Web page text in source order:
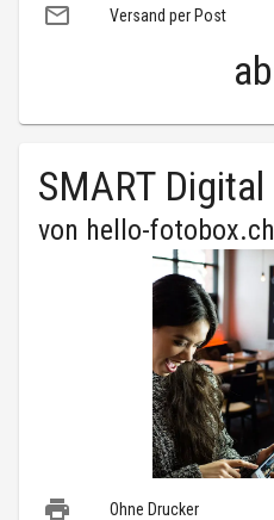
Versand per Post
ab
SMART Digital
von hello-fotobox.ch
Ohne Drucker